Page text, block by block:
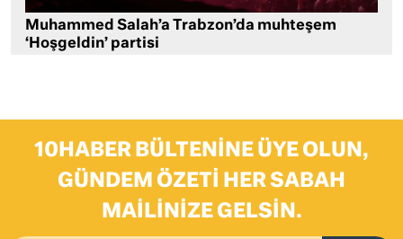
Muhammed Salah’a Trabzon’da muhteşem
‘Hoşgeldin’ partisi
10HABER BÜLTENINE ÜYE OLUN,
GÜNDEM ÖZETI HER SABAH
MAILINIZE GELSIN.